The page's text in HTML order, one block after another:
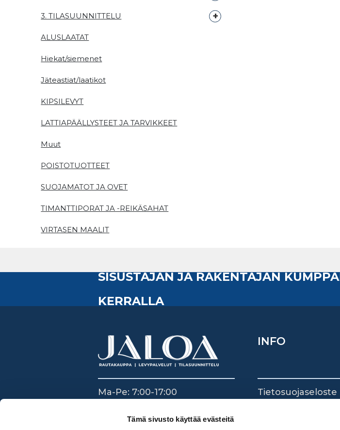
Tämä sivusto käyttää evästeitä
3. TILASUUNNITTELU
ALUSLAATAT
Hiekat/siemenet
Jäteastiat/laatikot
KIPSILEVYT
LATTIAPÄÄLLYSTEET JA TARVIKKEET
Muut
POISTOTUOTTEET
SUOJAMATOT JA OVET
TIMANTTIPORAT JA -REIKÄSAHAT
VIRTASEN MAALIT
SISUSTAJAN JA RAKENTAJAN
KERRALLA
Ma-Pe: 7:00-17:00
Su: Suljettu
INFO
Tietosuojaseloste